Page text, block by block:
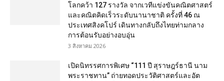
โลกคว้า 127 รางวัล จากเวทีแข่งขันคณิตศาสตร์
และคณิตคิดเร็วระดับนานาชาติ ครั้งที่ 46 ณ
ประเทศสิงคโปร์ เดินทางกลับถึงไทยท่ามกลาง
การต้อนรับอย่างอบอุ่น
3 สิงหาคม 2026
เปิดนิทรรศการพิเศษ “111 ปี สุราษฎร์ธานี นาม
พระราชทาน” ถ่ายทอดประวัติศาสตร์และอัต